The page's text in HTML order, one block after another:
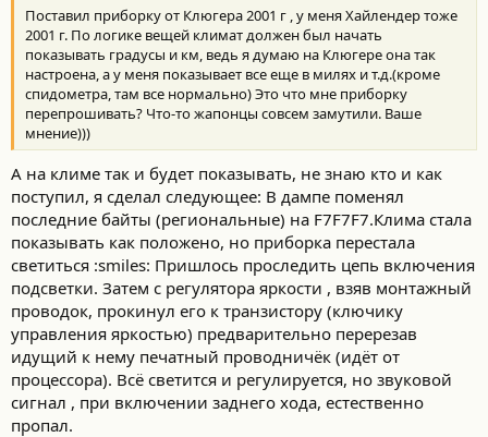
и
:
Поставил приборку от Клюгера 2001 г , у меня Хайлендер тоже
2001 г. По логике вещей климат должен был начать
показывать градусы и км, ведь я думаю на Клюгере она так
настроена, а у меня показывает все еще в милях и т.д.(кроме
спидометра, там все нормально) Это что мне приборку
перепрошивать? Что-то жапонцы совсем замутили. Ваше
мнение)))
А на климе так и будет показывать, не знаю кто и как
поступил, я сделал следующее: В дампе поменял
последние байты (региональные) на F7F7F7.Клима стала
показывать как положено, но приборка перестала
светиться :smiles: Пришлось проследить цепь включения
подсветки. Затем с регулятора яркости , взяв монтажный
проводок, прокинул его к транзистору (ключику
управления яркостью) предварительно перерезав
идущий к нему печатный проводничёк (идёт от
процессора). Всё светится и регулируется, но звуковой
сигнал , при включении заднего хода, естественно
пропал.